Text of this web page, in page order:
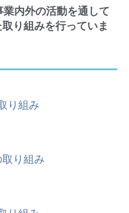
内外の活動を通して
り組みを行っていま
り組み
り組み